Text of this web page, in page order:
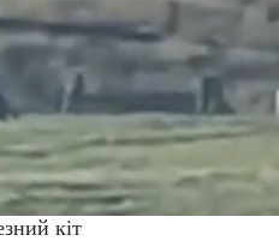
кіт